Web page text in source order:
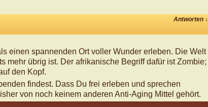
Antworten ↓
einen spannenden Ort voller Wunder erleben. Die Welt
mehr übrig ist. Der afrikanische Begriff dafür ist Zombie;
den Kopf.
findest. Dass Du frei erleben und sprechen
von noch keinem anderen Anti-Aging Mittel gehört.